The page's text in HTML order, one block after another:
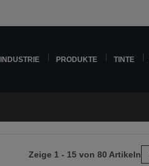
INDUSTRIE PRODUKTE TINTE
Zeige 1 - 15 von 80 Artikeln